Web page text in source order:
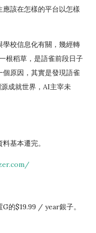
該在怎樣的平台以怎樣
校信息化有關，幾經轉
根稻草，是語雀前段日子
原因，其實是發現語雀
成就世界，AI主宰未
基本遷完。
的$19.99 / year銀子。